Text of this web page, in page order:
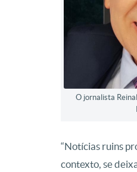
O jornalista
“Notícias ruins
contexto, se